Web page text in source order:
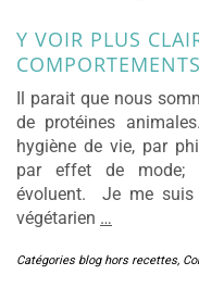
Y VOIR PLUS
Il parait que nous
de protéines
hygiène de vie, par
par effet de mode;
évoluent. Je me suis
végétarien …
Catégories blog hors recettes,